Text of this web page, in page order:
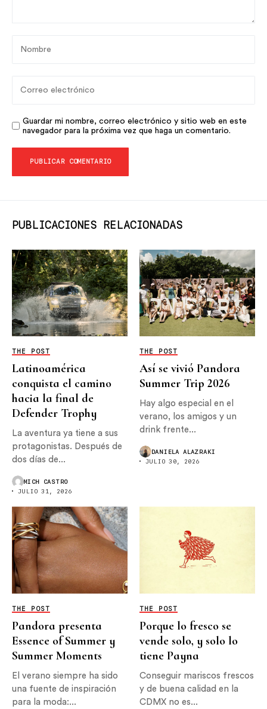
Guardar mi nombre, correo electrónico y sitio web en este
navegador para la próxima vez que haga un comentario.
PUBLICACIONES RELACIONADAS
THE POST
Latinoamérica
conquista el camino
hacia la final de
Defender Trophy
La aventura ya tiene a sus
protagonistas. Después de
dos días de...
MICH CASTRO
JULIO 31, 2026
THE POST
Así se vivió Pandora
Summer Trip 2026
Hay algo especial en el
verano, los amigos y un
drink frente...
DANIELA ALAZRAKI
JULIO 30, 2026
THE POST
Pandora presenta
Essence of Summer y
Summer Moments
El verano siempre ha sido
una fuente de inspiración
para la moda:...
THE POST
Porque lo fresco se
vende solo, y solo lo
tiene Payna
Conseguir mariscos frescos
y de buena calidad en la
CDMX no es...